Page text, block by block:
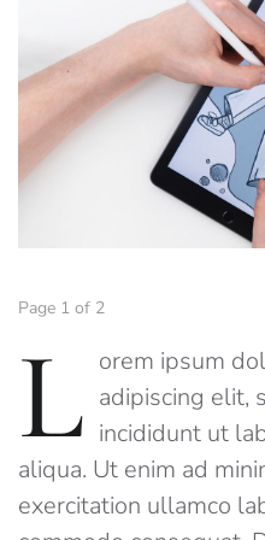
Page 1 of 2
L orem ipsum
adipiscing elit,
incididunt ut
aliqua. Ut enim ad
exercitation ullamco